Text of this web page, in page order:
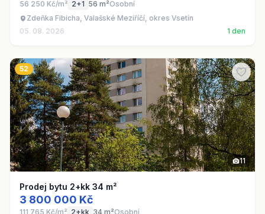
56 250 Kč/m² 2+1 56 m²Osobní
Zdeňka Fibicha, Valašské Meziříčí, okres Vsetín
05. 08. 2026
1 den
52
11
Prodej bytu 2+kk 34 m²
3 800 000 Kč
111 765 Kč/m² 2+kk 34 m²Osobní